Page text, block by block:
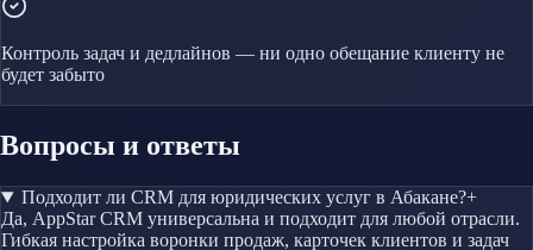
Контроль задач и дедлайнов — ни одно обещание клиенту не
будет забыто
Вопросы и ответы
Подходит ли CRM для юридических услуг в Абакане?+
Да, AppStar CRM универсальна и подходит для любой отрасли.
Гибкая настройка воронки продаж, карточек клиентов и задач